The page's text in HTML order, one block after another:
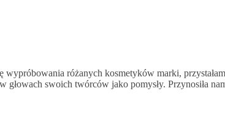
różanych kosmetyków marki,
swoich twórców jako pomysły. Przynosiła